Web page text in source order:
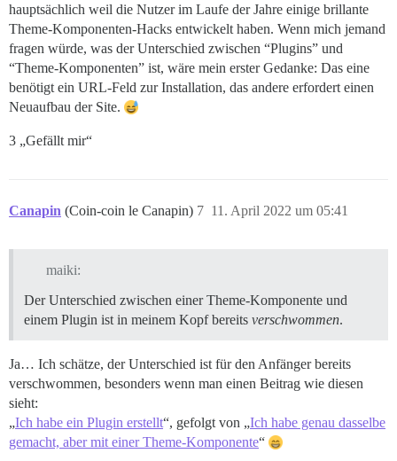
hauptsächlich weil die Nutzer im Laufe der Jahre einige brillante
Theme-Komponenten-Hacks entwickelt haben. Wenn mich jemand
fragen würde, was der Unterschied zwischen “Plugins” und
“Theme-Komponenten” ist, wäre mein erster Gedanke: Das eine
benötigt ein URL-Feld zur Installation, das andere erfordert einen
Neuaufbau der Site.
3 „Gefällt mir“
Canapin (Coin-coin le Canapin) 11. April 2022 um 05:41
7
maiki:
Der Unterschied zwischen einer Theme-Komponente und
einem Plugin ist in meinem Kopf bereits verschwommen.
Ja… Ich schätze, der Unterschied ist für den Anfänger bereits
verschwommen, besonders wenn man einen Beitrag wie diesen
sieht:
„Ich habe ein Plugin erstellt“, gefolgt von „Ich habe genau dasselbe
gemacht, aber mit einer Theme-Komponente“